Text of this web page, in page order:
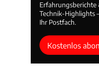
Erfahrungsberichte
Technik-Highlights
Ihr Postfach.
Kostenlos